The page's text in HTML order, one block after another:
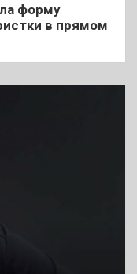
форму
в прямом